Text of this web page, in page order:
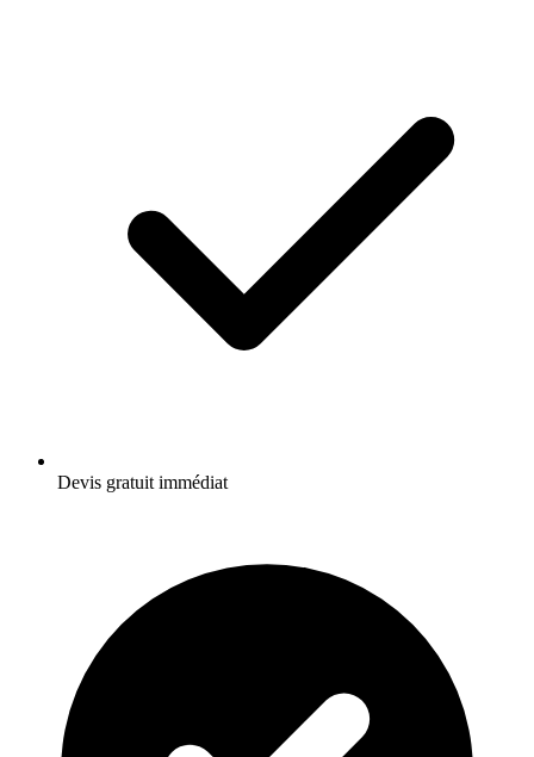
Devis gratuit immédiat